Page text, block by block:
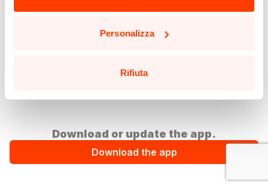
cliccando sul pulsante in basso a sinistra in qualsiasi
Personalizza
Rifiuta
Download or update the app.
Download the app